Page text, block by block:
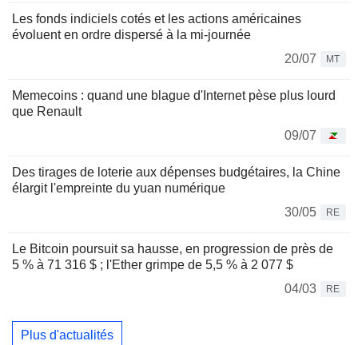
Les fonds indiciels cotés et les actions américaines
évoluent en ordre dispersé à la mi-journée
20/07
MT
Memecoins : quand une blague d'Internet pèse plus lourd
que Renault
09/07
Des tirages de loterie aux dépenses budgétaires, la Chine
élargit l'empreinte du yuan numérique
30/05
RE
Le Bitcoin poursuit sa hausse, en progression de près de
5 % à 71 316 $ ; l'Ether grimpe de 5,5 % à 2 077 $
04/03
RE
Plus d'actualités